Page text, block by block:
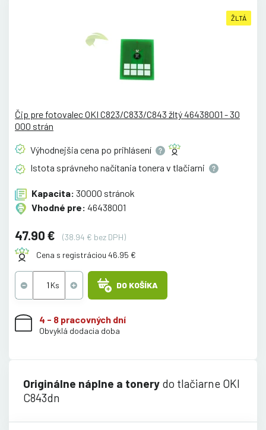
ŽLTÁ
Čip pre fotovalec OKI C823/C833/C843 žltý 46438001 - 30
000 strán
Výhodnejšia cena po prihlásení
Istota správneho načítania tonera v tlačiarni
Kapacita: 30000 stránok
Vhodné pre: 46438001
47.90 €
(38.94 € bez DPH)
Cena s registráciou 46.95 €
DO KOŠÍKA
4 - 8 pracovných dní
Obvyklá dodacia doba
Originálne náplne a tonery do tlačiarne OKI
C843dn